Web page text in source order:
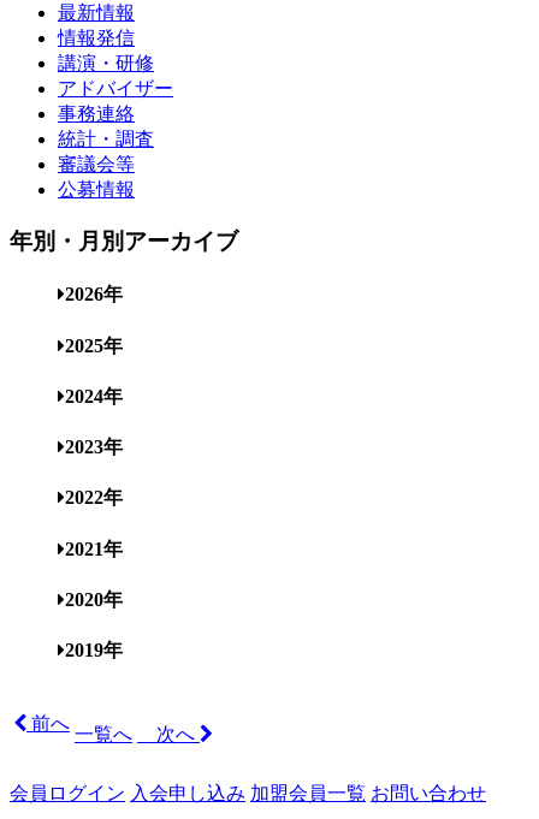
最新情報
情報発信
講演・研修
アドバイザー
事務連絡
統計・調査
審議会等
公募情報
年別・月別アーカイブ
2026年
2025年
2024年
2023年
2022年
2021年
2020年
2019年
前へ
一覧へ 次へ
会員ログイン 入会申し込み 加盟会員一覧 お問い合わせ